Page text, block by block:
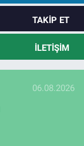
TAKIP ET
İLETIŞIM
06.08.2026